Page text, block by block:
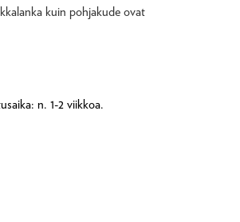
kuin pohjakude ovat
n. 1-2 viikkoa.